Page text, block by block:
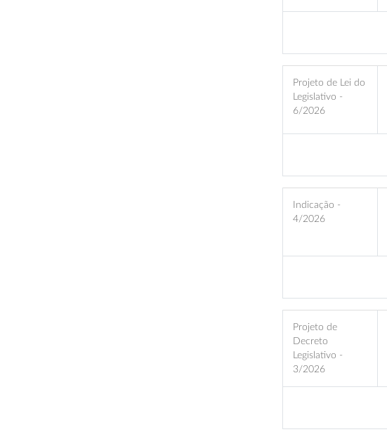
Projeto de Lei do
Legislativo -
6/2026
Indicação -
4/2026
Projeto de
Decreto
Legislativo -
3/2026